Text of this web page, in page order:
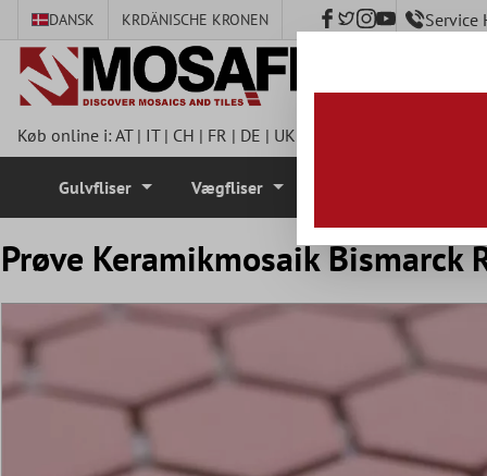
DANSK KRDÄNISCHE KRONEN
Køb online i:AT| IT| CH | FR | DE | UK
Gulvfliser Vægfliser
Prøve Keramikmosaik Bismarck